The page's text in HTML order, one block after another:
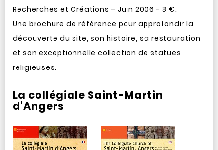
Recherches et Créations – Juin 2006 - 8 €.
Une brochure de référence pour approfondir la
découverte du site, son histoire, sa restauration
et son exceptionnelle collection de statues
religieuses.
La collégiale Saint-Martin
d'Angers